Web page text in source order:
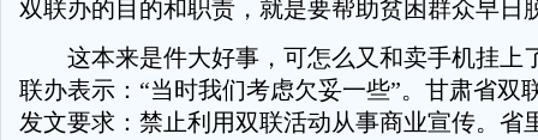
双联办的目的和职责，就是要帮助贫困群众早日
这本来是件大好事，可怎么又和卖手机挂上
联办表示：“当时我们考虑欠妥一些”。甘肃省双
发文要求：禁止利用双联活动从事商业宣传。省